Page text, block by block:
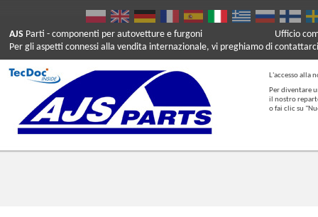
AJS Parti - componenti per autovetture e furgoni
Per gli aspetti connessi alla vendita internazionale, vi preghiamo di
Ufficio
L'accesso alla
Per diventare
il nostro
o fai clic su